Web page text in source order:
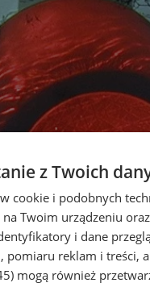
z Twoich
cookie i podobnych
Twoim urządzeniu
i dane
pomiaru reklam i treści,
mogą również